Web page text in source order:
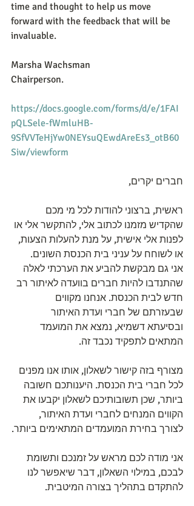
time and thought to help us move
forward with the feedback that will be
invaluable.
Marsha Wachsman
Chairperson.
https://docs.google.com/forms/d/e/1FAI
pQLSele-fWmluHB-
9SfVVTeHjYw0NEYsuQEwdAreEs3_otB60
Siw/viewform
חברים יקרים,
ראשית, ברצוני להודות לכל מי מכם
שהקדיש מזמנו לכתוב אלי, להתקשר אלי או
לפנות אלי אישית, על מנת להעלות הצעות,
או לשוחח על עניני בית הכנסת השונים.
אני גם מבקשת להביע את הערכתי לאלה
שהתנדבו להיות חברים בוועדה לאיתור רב
חדש לבית הכנסת. אנחנו מקווים
שבעזרתם של חברי ועדת האיתור
ובסיעתא דשמיא, נמצא את המועמד
המתאים לתפקיד נכבד זה.
מצורף בזה קישור לשאלון, אותו אנו מפנים
לכל חברי בית הכנסת. היענותכם חשובה
ביותר, שכן תשובותיכם לשאלון יקבעו את
הקווים המנחים לחברי ועדת האיתור,
לצורך בחירת המועמדים המתאימים ביותר.
אני מודה לכם מראש על זמנכם ותשומת
לבכם, במילוי השאלון, דבר שיאפשר לנו
להתקדם בתהליך בצורה המיטבית.